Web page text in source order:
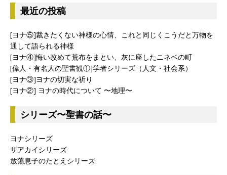
最近の投稿
[ヨナ⑤]裁きたくない神様の心情、これと同じくこうだと万物を
通して語られる神様
[ヨナ④]悔い改めて荒布をまとい、灰に座したニネベの町
[偉人・有名人の聖書観①]学者シリーズ（人文・社会系）
[ヨナ③]ヨナの切実な祈り
[ヨナ②] ヨナの時代について 〜地理〜
シリーズ〜聖書の話〜
ヨナシリーズ
ザアカイシリーズ
放蕩息子のたとえシリーズ